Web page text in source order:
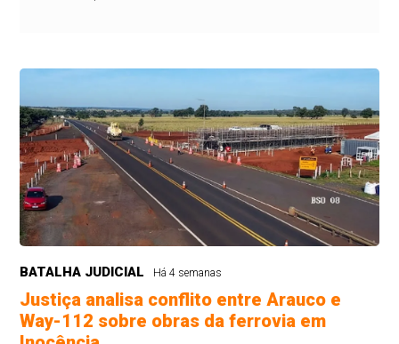
BATALHA JUDICIAL Há 4 semanas
Justiça analisa conflito entre Arauco e
Way-112 sobre obras da ferrovia em